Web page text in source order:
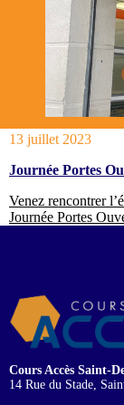
13 juillet 2023
Journée Portes
Venez rencontrer
Journée Portes
Cours Accès Saint-
14 Rue du Stade,